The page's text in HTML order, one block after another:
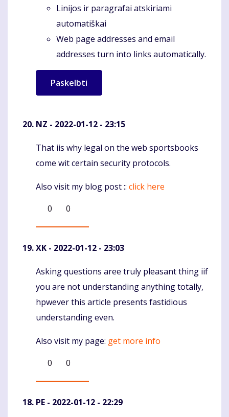
Linijos ir paragrafai atskiriami
automatiškai
Web page addresses and email
addresses turn into links automatically.
NZ - 2022-01-12 - 23:15
Komentaras
That iis why legal on the web sportsbooks
come wit certain security protocols.
Also visit my blog post :: click here
0
0
XK - 2022-01-12 - 23:03
Komentaras
Asking questions aree truly pleasant thing iif
you are not understanding anything totally,
hpwever this article presents fastidious
understanding even.
Also visit my page: get more info
0
0
PE - 2022-01-12 - 22:29